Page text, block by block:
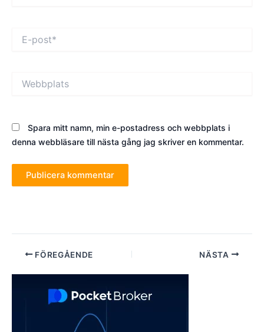
post*
Spara mitt namn, min e-postadress och webbplats i
denna webbläsare till nästa gång jag skriver en kommentar.
Inläggsnavigering
FÖREGÅENDE NÄSTA